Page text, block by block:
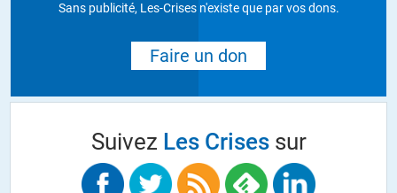
Sans publicité, Les-Crises n'existe que par vos dons.
Faire un don
Suivez Les Crisessur